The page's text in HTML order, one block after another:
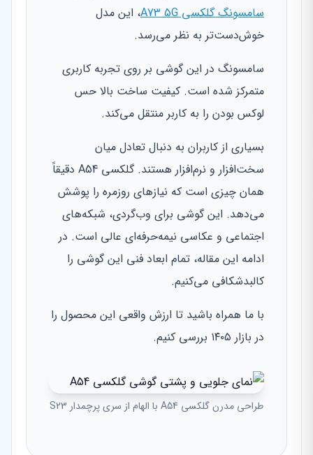
سامسونگ گلکسی A73 5G
، این مدل
خوش‌دست‌تر به نظر می‌رسد.
سامسونگ در این گوشی بر روی تجربه کاربری
متمرکز شده است. کیفیت ساخت بالا حس
لوکس بودن را به کاربر منتقل می‌کند.
بسیاری از کاربران به دنبال تعادل میان
سخت‌افزار و نرم‌افزار هستند. گلکسی A54 دقیقاً
همان چیزی است که نیازهای روزمره را پوشش
می‌دهد. این گوشی برای وب‌گردی، شبکه‌های
اجتماعی و عکاسی نیمه‌حرفه‌ای عالی است. در
ادامه این مقاله، تمام ابعاد فنی این گوشی را
کالبدشکافی می‌کنیم.
با ما همراه باشید تا ارزش واقعی این محصول را
در بازار ۱۴۰۵ بررسی کنیم.
طراحی مدرن گلکسی A54 با الهام از سری پرچمدار S23